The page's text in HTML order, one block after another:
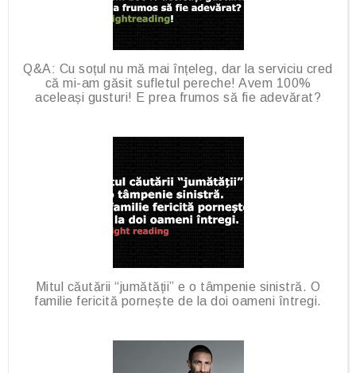
Q&A: Cu soțul nu mă mai înțeleg, dar la serviciu cred
că mi-am găsit sufletul pereche! Avem 100%
aceleași gusturi! E prea frumos să fie adevărat?
Mitul căutării “jumătății” e o tâmpenie sinistră. O
familie fericită pornește de la doi oameni întregi.